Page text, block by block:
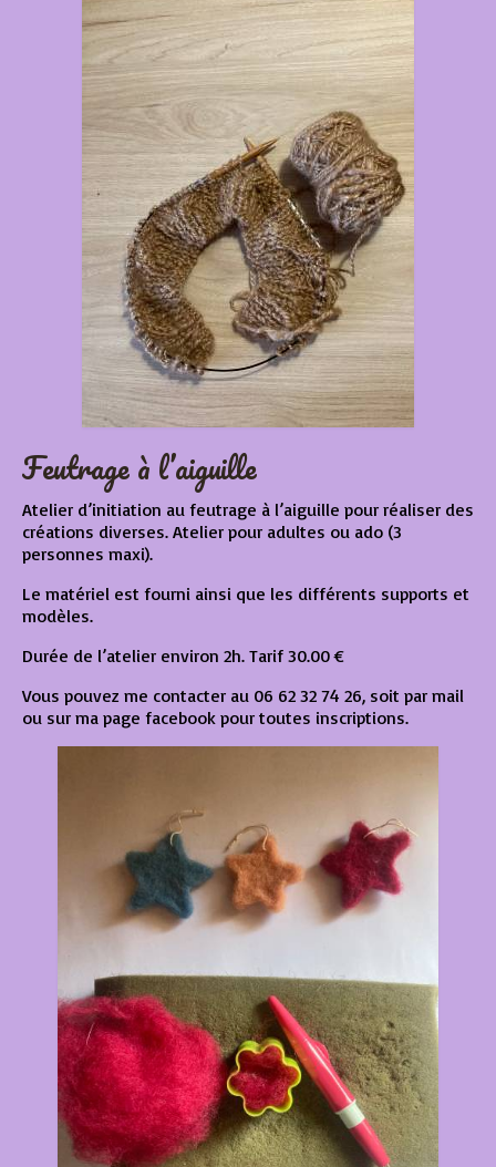
Feutrage à l’aiguille
Atelier d’initiation au feutrage à l’aiguille pour réaliser des
créations diverses. Atelier pour adultes ou ado (3
personnes maxi).
Le matériel est fourni ainsi que les différents supports et
modèles.
Durée de l’atelier environ 2h. Tarif 30.00 €
Vous pouvez me contacter au 06 62 32 74 26, soit par mail
ou sur ma page facebook pour toutes inscriptions.